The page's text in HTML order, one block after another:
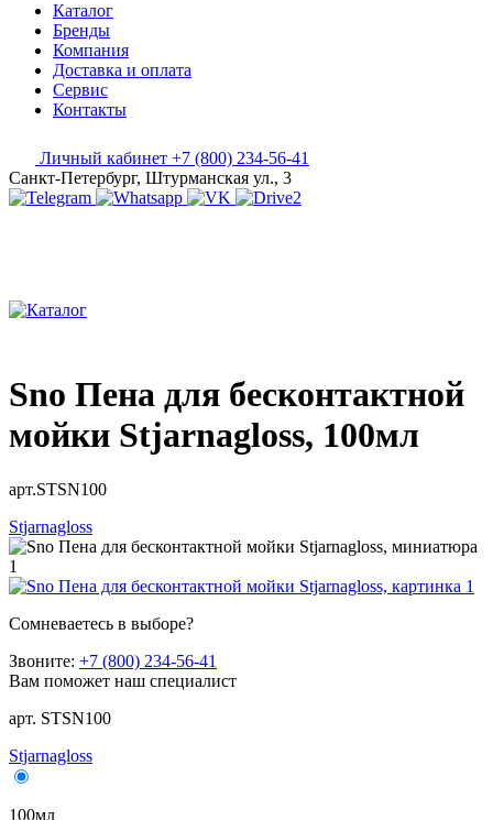
Каталог
Бренды
Компания
Доставка и оплата
Сервис
Контакты
Личный кабинет +7 (800) 234-56-41
Санкт-Петербург, Штурманская ул., 3
Sno Пена для бесконтактной
мойки Stjarnagloss, 100мл
арт.STSN100
Stjarnagloss
Сомневаетесь в выборе?
Звоните: +7 (800) 234-56-41
Вам поможет наш специалист
арт. STSN100
Stjarnagloss
100мл